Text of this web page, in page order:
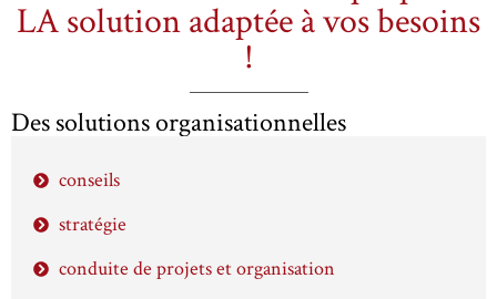
LA solution adaptée à vos besoins
!
Des solutions organisationnelles
conseils
stratégie
conduite de projets et organisation